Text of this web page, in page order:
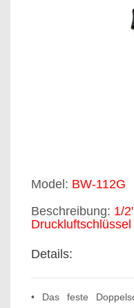
Model: BW-112G
Beschreibung: 1/
Druckluftschlüssel
Details:
• Das feste